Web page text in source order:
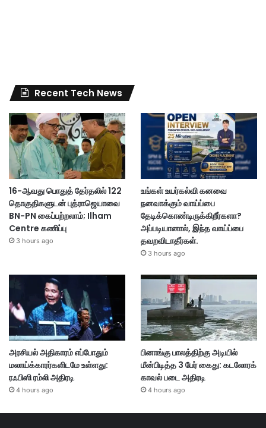
Recent Tech News
16-ஆவது பொதுத் தேர்தலில் 122
தொகுதிகளுடன் புத்ராஜெயாவை
BN-PN கைப்பற்றலாம்; Ilham
Centre கணிப்பு
3 hours ago
உங்கள் உயர்கல்வி கனவை
நனவாக்கும் வாய்ப்பை
தேடிக்கொண்டிருக்கிறீர்களா?
அப்படியானால், இந்த வாய்ப்பை
தவறவிடாதீர்கள்.
3 hours ago
அரசியல் அதிகாரம் எப்போதும்
மலாய்க்காரர்களிடமே உள்ளது:
ரஃபிஸி ரம்லி அதிரடி
4 hours ago
பினாங்கு பாலத்திற்கு அடியில்
மீன்பிடித்த 3 பேர் கைது: கடலோரக்
காவல் படை அதிரடி
4 hours ago